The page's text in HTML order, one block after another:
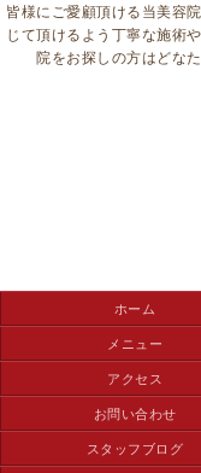
皆様にご愛顧頂ける当美容
じて頂けるよう丁寧な施術
院をお探しの方はどな
ホーム
メニュー
アクセス
お問い合わせ
スタッフブログ